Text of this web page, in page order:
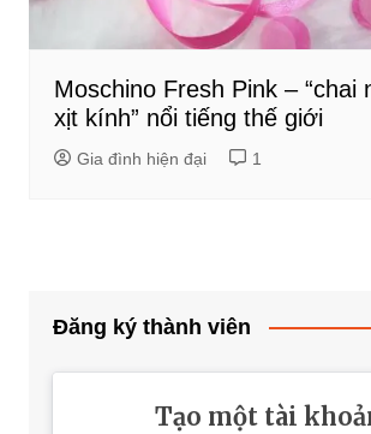
Moschino Fresh Pink – “chai
xịt kính” nổi tiếng thế giới
Gia đình hiện đại 1
Đăng ký thành viên
Tạo một tài